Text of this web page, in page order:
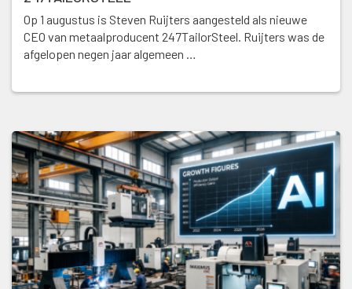
Op 1 augustus is Steven Ruijters aangesteld als nieuwe
CEO van metaalproducent 247TailorSteel. Ruijters was de
afgelopen negen jaar algemeen …